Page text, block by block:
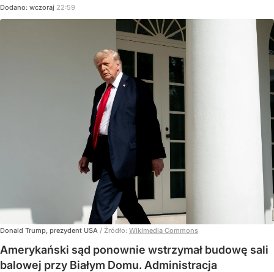
Dodano: wczoraj 22:59
Donald Trump, prezydent USA / Źródło: Wikimedia Commons
Amerykański sąd ponownie wstrzymał budowę sali
balowej przy Białym Domu. Administracja